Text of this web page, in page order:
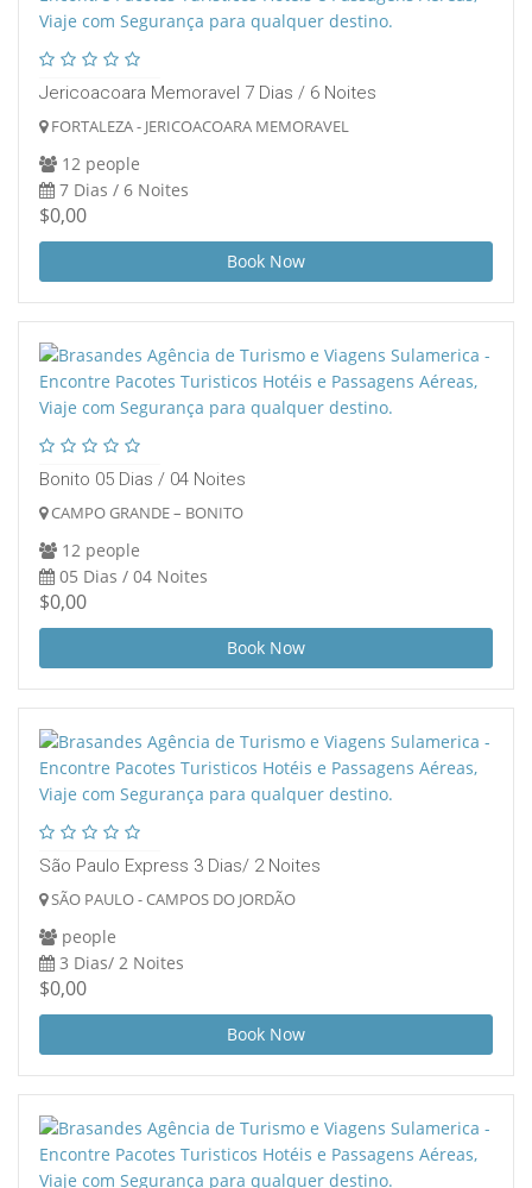
Jericoacoara Memoravel 7 Dias / 6 Noites
FORTALEZA - JERICOACOARA MEMORAVEL
12 people
7 Dias / 6 Noites
$0,00
Book Now
Bonito 05 Dias / 04 Noites
CAMPO GRANDE – BONITO
12 people
05 Dias / 04 Noites
$0,00
Book Now
São Paulo Express 3 Dias/ 2 Noites
SÃO PAULO - CAMPOS DO JORDÃO
people
3 Dias/ 2 Noites
$0,00
Book Now